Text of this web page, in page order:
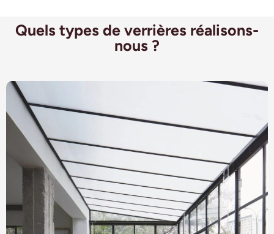
Quels types de verrières réalisons-
nous ?